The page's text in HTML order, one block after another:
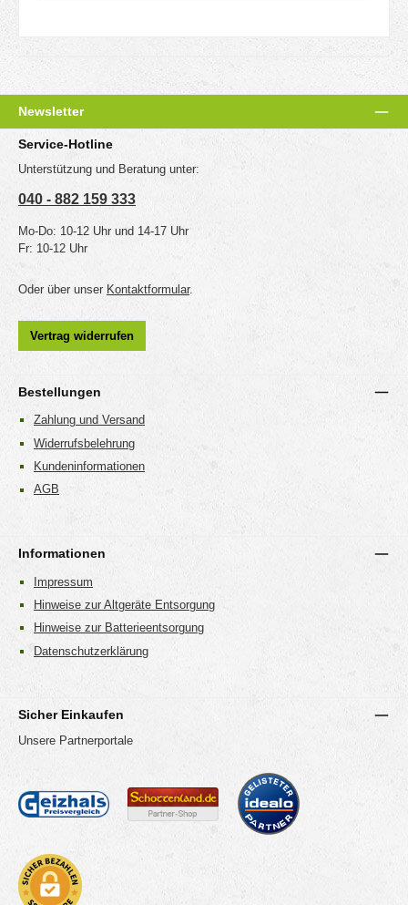
Newsletter
Service-Hotline
Unterstützung und Beratung unter:
040 - 882 159 333
Mo-Do: 10-12 Uhr und 14-17 Uhr
Fr: 10-12 Uhr
Oder über unser Kontaktformular.
Vertrag widerrufen
Bestellungen
Zahlung und Versand
Widerrufsbelehrung
Kundeninformationen
AGB
Informationen
Impressum
Hinweise zur Altgeräte Entsorgung
Hinweise zur Batterieentsorgung
Datenschutzerklärung
Sicher Einkaufen
Unsere Partnerportale